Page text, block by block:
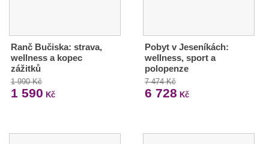
Ranč Bučiska: strava,
wellness a kopec
zážitků
1 990 Kč
1 590 Kč
Pobyt v Jeseníkách:
wellness, sport a
polopenze
7 474 Kč
6 728 Kč